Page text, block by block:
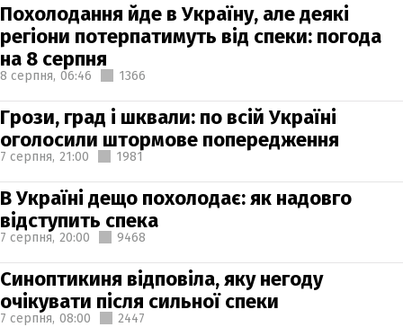
Похолодання йде в Україну, але деякі
регіони потерпатимуть від спеки: погода
на 8 серпня
8 серпня, 06:46 1366
Грози, град і шквали: по всій Україні
оголосили штормове попередження
7 серпня, 21:00 1981
В Україні дещо похолодає: як надовго
відступить спека
7 серпня, 20:00 9468
Синоптикиня відповіла, яку негоду
очікувати після сильної спеки
7 серпня, 08:00 2447